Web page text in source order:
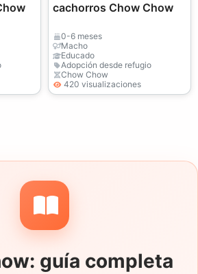
cachorros Chow Chow
0-6 meses
Macho
Educado
Adopción desde refugio
Chow Chow
420 visualizaciones
guía completa